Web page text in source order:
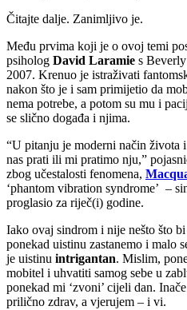
Čitajte dalje. Zanimljivo je.
Među prvima koji je o ovoj temi
psiholog David Laramie s
2007. Krenuo je istraživati
nakon što je i sam primijetio da
nema potrebe, a potom su mu i
se slično događa i njima.
“U pitanju je moderni način života
nas prati ili mi pratimo nju,”
zbog učestalosti fenomena,
‘phantom vibration syndrome’ –
proglasio za riječ(i) godine.
Iako ovaj sindrom i nije nešto što
ponekad uistinu zastanemo i malo
je uistinu intrigantan. Mislim,
mobitel i uhvatiti samog sebe u
ponekad mi ‘zvoni’ cijeli dan.
prilično zdrav, a vjerujem – i vi.